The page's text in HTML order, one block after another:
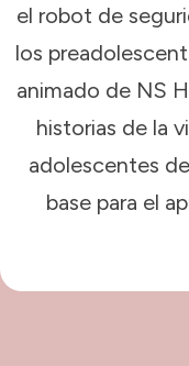
el robot de
los
animado de NS
historias de la
adolescentes
base para el